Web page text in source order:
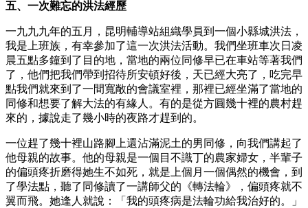
五、一次難忘的洪法經歷
一九九九年的五月，昆明輔導站組織學員到一個小縣城洪法，
我是上班族，有幸參加了這一次洪法活動。我們坐班車次日凌
晨五點多鐘到了目的地，當地的兩位同修早已在車站等著我們
了，他們把我們帶到招待所安頓好後，天已經大亮了，吃完早
點我們就來到了一間寬敞的會議室裡，那裡已經坐滿了當地的
同修和想要了解大法的有緣人。有的是從方圓幾十裡的農村趕
來的，據說走了幾小時的夜路才趕到的。
一位趕了幾十裡山路腳上還沾滿泥土的男同修，向我們講起了
他母親的故事。他的母親是一個目不識丁的農家婦女，半輩子
的偏頭疼折磨得她生不如死，就是上個月一個偶然的機會，到
了學法點，聽了同修讀了一講師父的《轉法輪》，偏頭疼就不
翼而飛。她逢人就說：「我的頭疼病是法輪功給我治好的。」